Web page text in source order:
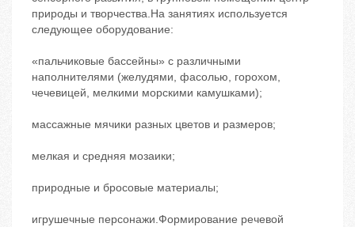
природы и творчества.На занятиях используется
следующее оборудование:
«пальчиковые бассейны» с различными
наполнителями (желудями, фасолью, горохом,
чечевицей, мелкими морскими камушками);
массажные мячики разных цветов и размеров;
мелкая и средняя мозаики;
природные и бросовые материалы;
игрушечные персонажи.Формирование речевой